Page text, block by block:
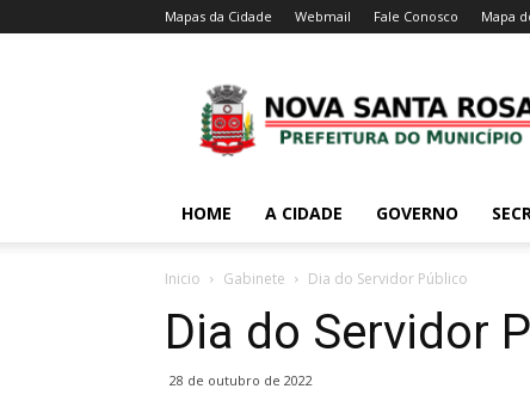
Mapas da Cidade Webmail Fale Conosco Mapa
HOME A CIDADE GOVERNO
Inicio Gabinete Dia do Servidor Público
Dia do Servidor
28 de outubro de 2022